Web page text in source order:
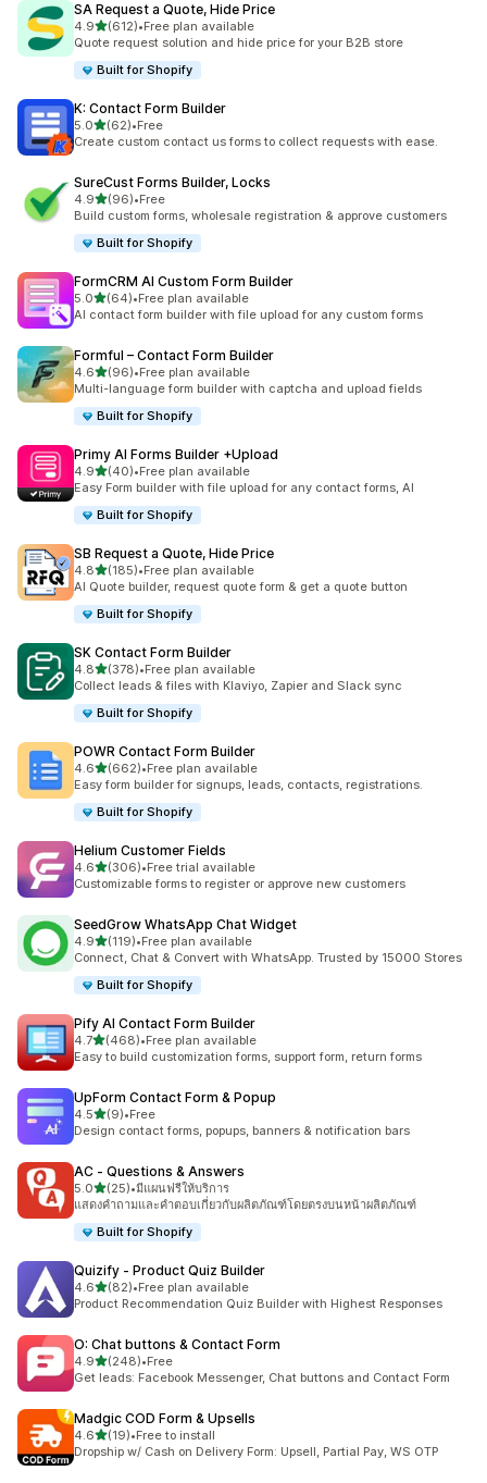
SA Request a Quote, Hide Price
4.9เต็ม 5 ดาว
(612)
ทั้งหมด 612 รีวิว
•Free plan available
Quote request solution and hide price for your B2B store
Built for Shopify
K: Contact Form Builder
5.0เต็ม 5 ดาว
(62)
ทั้งหมด 62 รีวิว
•Free
Create custom contact us forms to collect requests with ease.
SureCust Forms Builder, Locks
4.9เต็ม 5 ดาว
(96)
ทั้งหมด 96 รีวิว
•Free
Build custom forms, wholesale registration & approve customers
Built for Shopify
FormCRM AI Custom Form Builder
5.0เต็ม 5 ดาว
(64)
ทั้งหมด 64 รีวิว
•Free plan available
AI contact form builder with file upload for any custom forms
Formful – Contact Form Builder
4.6เต็ม 5 ดาว
(96)
ทั้งหมด 96 รีวิว
•Free plan available
Multi-language form builder with captcha and upload fields
Built for Shopify
Primy AI Forms Builder +Upload
4.9เต็ม 5 ดาว
(40)
ทั้งหมด 40 รีวิว
•Free plan available
Easy Form builder with file upload for any contact forms, AI
Built for Shopify
SB Request a Quote, Hide Price
4.8เต็ม 5 ดาว
(185)
ทั้งหมด 185 รีวิว
•Free plan available
AI Quote builder, request quote form & get a quote button
Built for Shopify
SK Contact Form Builder
4.8เต็ม 5 ดาว
(378)
ทั้งหมด 378 รีวิว
•Free plan available
Collect leads & files with Klaviyo, Zapier and Slack sync
Built for Shopify
POWR Contact Form Builder
4.6เต็ม 5 ดาว
(662)
ทั้งหมด 662 รีวิว
•Free plan available
Easy form builder for signups, leads, contacts, registrations.
Built for Shopify
Helium Customer Fields
4.6เต็ม 5 ดาว
(306)
ทั้งหมด 306 รีวิว
•Free trial available
Customizable forms to register or approve new customers
SeedGrow WhatsApp Chat Widget
4.9เต็ม 5 ดาว
(119)
ทั้งหมด 119 รีวิว
•Free plan available
Connect, Chat & Convert with WhatsApp. Trusted by 15000 Stores
Built for Shopify
Pify AI Contact Form Builder
4.7เต็ม 5 ดาว
(468)
ทั้งหมด 468 รีวิว
•Free plan available
Easy to build customization forms, support form, return forms
UpForm Contact Form & Popup
4.5เต็ม 5 ดาว
(9)
ทั้งหมด 9 รีวิว
•Free
Design contact forms, popups, banners & notification bars
AC ‑ Questions & Answers
5.0เต็ม 5 ดาว
(25)
ทั้งหมด 25 รีวิว
•มีแผนฟรีให้บริการ
แสดงคำถามและคำตอบเกี่ยวกับผลิตภัณฑ์โดยตรงบนหน้าผลิตภัณฑ์
Built for Shopify
Quizify ‑ Product Quiz Builder
4.6เต็ม 5 ดาว
(82)
ทั้งหมด 82 รีวิว
•Free plan available
Product Recommendation Quiz Builder with Highest Responses
O: Chat buttons & Contact Form
4.9เต็ม 5 ดาว
(248)
ทั้งหมด 248 รีวิว
•Free
Get leads: Facebook Messenger, Chat buttons and Contact Form
Madgic COD Form & Upsells
4.6เต็ม 5 ดาว
(19)
ทั้งหมด 19 รีวิว
•Free to install
Dropship w/ Cash on Delivery Form: Upsell, Partial Pay, WS OTP